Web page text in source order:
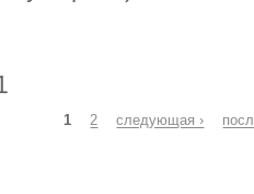
1 2 следующая ›